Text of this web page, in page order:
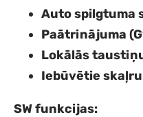
Auto spilgtuma
Paātrinājuma
Lokālās
Iebūvētie
SW funkcijas: